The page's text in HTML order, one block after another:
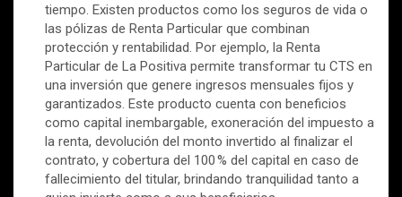
tiempo. Existen productos como los seguros de vida o
las pólizas de Renta Particular que combinan
protección y rentabilidad. Por ejemplo, la Renta
Particular de La Positiva permite transformar tu CTS en
una inversión que genere ingresos mensuales fijos y
garantizados. Este producto cuenta con beneficios
como capital inembargable, exoneración del impuesto a
la renta, devolución del monto invertido al finalizar el
contrato, y cobertura del 100 % del capital en caso de
fallecimiento del titular, brindando tranquilidad tanto a